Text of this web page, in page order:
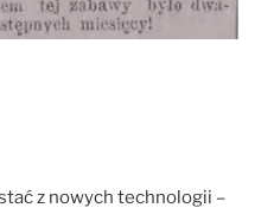
z nowych technologii –